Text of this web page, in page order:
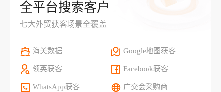
全平台搜索客户
七大外贸获客场景全覆盖
海关数据 Google地图获客
领英获客 Facebook获客
WhatsApp获客 广交会采购商